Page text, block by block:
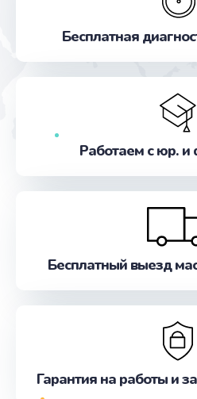
Замена
Ремонт цепей
от 2500
Замена
Замена шим-
Бесплатная
Работаем с юр.
Бесплатный выезд
Гарантия на работы и